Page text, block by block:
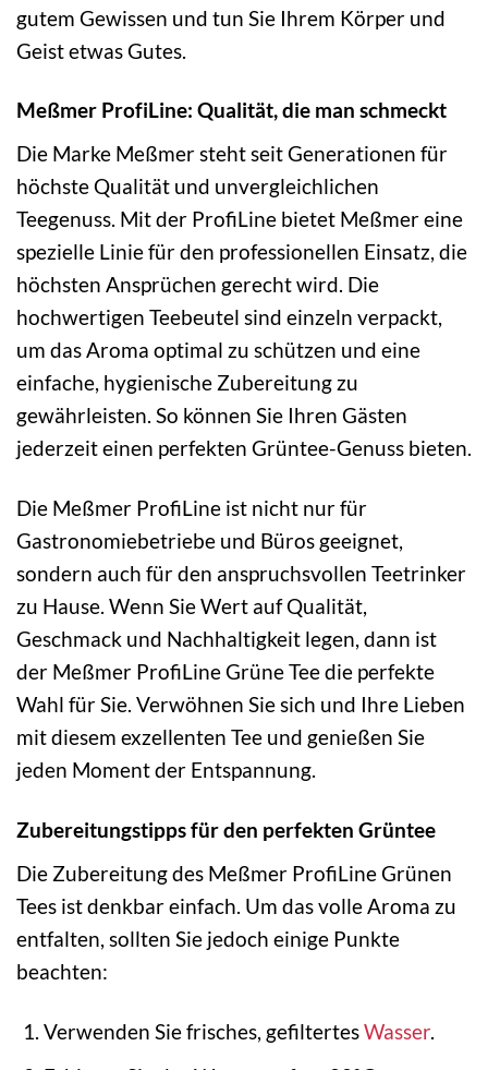
gutem Gewissen und tun Sie Ihrem Körper und
Geist etwas Gutes.
Meßmer ProfiLine: Qualität, die man schmeckt
Die Marke Meßmer steht seit Generationen für
höchste Qualität und unvergleichlichen
Teegenuss. Mit der ProfiLine bietet Meßmer eine
spezielle Linie für den professionellen Einsatz, die
höchsten Ansprüchen gerecht wird. Die
hochwertigen Teebeutel sind einzeln verpackt,
um das Aroma optimal zu schützen und eine
einfache, hygienische Zubereitung zu
gewährleisten. So können Sie Ihren Gästen
jederzeit einen perfekten Grüntee-Genuss bieten.
Die Meßmer ProfiLine ist nicht nur für
Gastronomiebetriebe und Büros geeignet,
sondern auch für den anspruchsvollen Teetrinker
zu Hause. Wenn Sie Wert auf Qualität,
Geschmack und Nachhaltigkeit legen, dann ist
der Meßmer ProfiLine Grüne Tee die perfekte
Wahl für Sie. Verwöhnen Sie sich und Ihre Lieben
mit diesem exzellenten Tee und genießen Sie
jeden Moment der Entspannung.
Zubereitungstipps für den perfekten Grüntee
Die Zubereitung des Meßmer ProfiLine Grünen
Tees ist denkbar einfach. Um das volle Aroma zu
entfalten, sollten Sie jedoch einige Punkte
beachten:
Verwenden Sie frisches, gefiltertesWasser.